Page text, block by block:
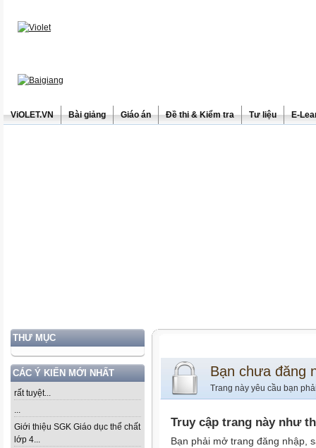
ViOLET.VN Bài giảng Giáo án Đề thi & Kiểm tra Tư liệu E-
THƯ MỤC
CÁC Ý KIẾN MỚI NHẤT
rất tuyệt...
...
Giới thiệu SGK Giáo dục thể chất
lớp 4...
Bạn chưa đăng
Trang này yêu cầu bạn
Truy cập trang này như
Bạn phải mở trang đăng nhập,